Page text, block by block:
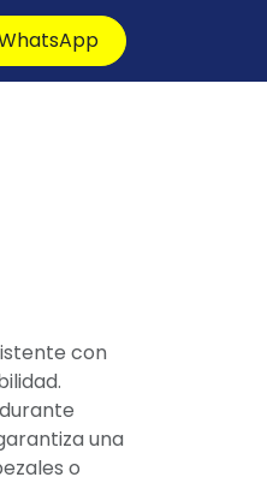
con
una
o